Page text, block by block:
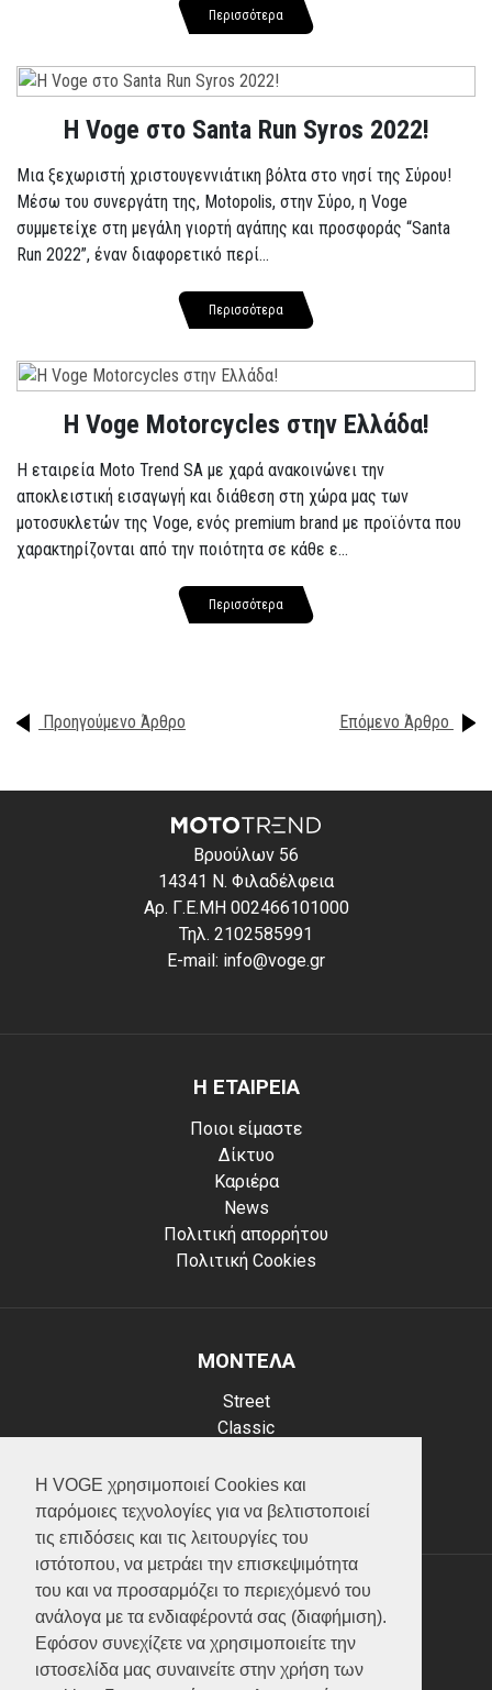
Η VOGE χρησιμοποιεί Cookies και
παρόμοιες τεχνολογίες για να βελτιστοποιεί
τις επιδόσεις και τις λειτουργίες του
ιστότοπου, να μετράει την επισκεψιμότητα
του και να προσαρμόζει το περιεχόμενό του
ανάλογα με τα ενδιαφέροντά σας (διαφήμιση).
Εφόσον συνεχίζετε να χρησιμοποιείτε την
ιστοσελίδα μας συναινείτε στην χρήση των
Περισσότερα
Η Voge στο Santa Run Syros 2022!
Μια ξεχωριστή χριστουγεννιάτικη βόλτα στο νησί της Σύρου!
Μέσω του συνεργάτη της, Motopolis, στην Σύρο, η Voge
συμμετείχε στη μεγάλη γιορτή αγάπης και προσφοράς “Santa
Run 2022”, έναν διαφορετικό περί...
Περισσότερα
H Voge Motorcycles στην Ελλάδα!
Η εταιρεία Moto Trend SA με χαρά ανακοινώνει την
αποκλειστική εισαγωγή και διάθεση στη χώρα μας των
μοτοσυκλετών της Voge, ενός premium brand με προϊόντα που
χαρακτηρίζονται από την ποιότητα σε κάθε ε...
Περισσότερα
Προηγούμενο Άρθρο Επόμενο Άρθρο
Βρυούλων 56
14341 Ν. Φιλαδέλφεια
Αρ. Γ.Ε.ΜΗ 002466101000
Τηλ. 2102585991
E-mail: info@voge.gr
Η ΕΤΑΙΡΕΙΑ
Ποιοι είμαστε
Δίκτυο
Καριέρα
News
Πολιτική απορρήτου
Πολιτική Cookies
ΜΟΝΤΕΛΑ
Street
Classic
Scooter
ATV (Loncin)
ΥΠΗΡΕΣΙΕΣ
Test ride
Επικοινωνία